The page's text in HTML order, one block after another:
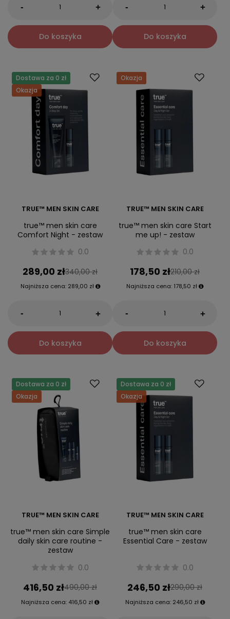
- +
Do koszyka
- +
Do koszyka
Dostawa za 0 zł
Okazja
TRUE™ MEN SKIN CARE
true™ men skin care
Comfort Night - zestaw
0.0
289,00 zł340,00 zł
Najniższa cena: 289,00 zł
- +
Do koszyka
Okazja
TRUE™ MEN SKIN CARE
true™ men skin care Start
me up! - zestaw
0.0
178,50 zł210,00 zł
Najniższa cena: 178,50 zł
- +
Do koszyka
Dostawa za 0 zł
Okazja
TRUE™ MEN SKIN CARE
true™ men skin care Simple
daily skin care routine -
zestaw
0.0
416,50 zł490,00 zł
Najniższa cena: 416,50 zł
Dostawa za 0 zł
Okazja
TRUE™ MEN SKIN CARE
true™ men skin care
Essential Care - zestaw
0.0
246,50 zł290,00 zł
Najniższa cena: 246,50 zł